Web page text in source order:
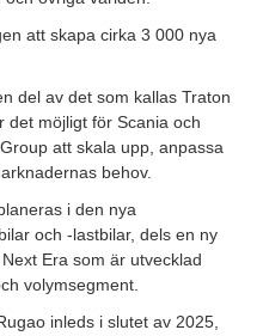
att skapa cirka 3 000 nya
del av det som kallas Traton
det möjligt för Scania och
att skala upp, anpassa
behov.
i den nya
och -lastbilar, dels en ny
Era som är utvecklad
volymsegment.
inleds i slutet av 2025,